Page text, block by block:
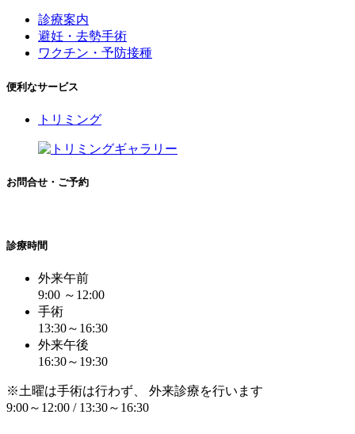
診療案内
避妊・去勢手術
ワクチン・予防接種
便利なサービス
トリミング
お問合せ・ご予約
診療時間
外来午前
9:00 ～12:00
手術
13:30～16:30
外来午後
16:30～19:30
※土曜は手術は行わず、 外来診療を行います
9:00～12:00 / 13:30～16:30